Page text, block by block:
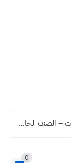
انشاء عن البستان تعبير كتابي باللغة العربية للطلاب سهل ومختصر
0